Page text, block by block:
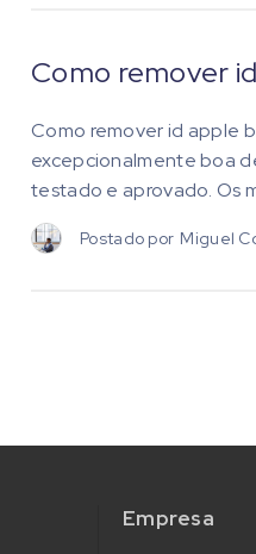
Como remover
Como remover id apple
excepcionalmente boa
testado e aprovado. Os
Postado por Miguel
Empresa